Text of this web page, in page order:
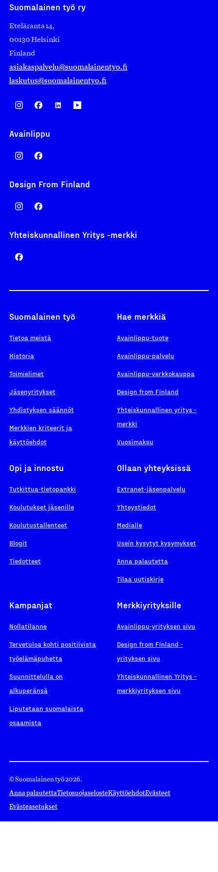
Suomalainen työ ry
Eteläranta 14,
00130 Helsinki
Finland
asiakaspalvelu@suomalainentyo.fi
laskutus@suomalainentyo.fi
Avainlippu
Design From Finland
Yhteiskunnallinen Yritys -merkki
Suomalainen työ
Tietoa meistä
Historia
Toimielimet
Jäsenyritykset
Yhdistyksen säännöt
Merkkien kriteerit ja
käyttöehdot
Hae merkkiä
Avainlippu-tuote
Avainlippu-palvelu
Avainlippu-verkkokauppa
Design from Finland
Yhteiskunnallinen yritys -
merkki
Vuosimaksu
Opi ja innostu
Tutkittua-tietopankki
Koulutukset jäsenille
Koulutustallenteet
Blogit
Tiedotteet
Ollaan yhteyksissä
Extranet-jäsenpalvelu
Yhteystiedot
Medialle
Usein kysytyt kysymykset
Anna palautetta
Tilaa uutiskirje
Kampanjat
Nollatilanne
Tervetuloa kohti positiivista
työelämäpuhetta
Suunnittelulla on
alkuperänsä
Liputetaan suomalaista
osaamista
Merkkiyrityksille
Avainlippu-yrityksen sivu
Design from Finland -
yrityksen sivu
Yhteiskunnallinen Yritys -
merkkiyrityksen sivu
© Suomalainen työ 2026.
Anna palautettaTietosuojaselosteKäyttöehdotEvästeet
Evästeasetukset